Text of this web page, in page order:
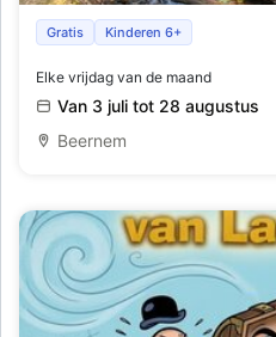
Bos op stelten
Gratis Kinderen 6+
Elke vrijdag van de maand
Van 3 juli tot 28 augustus
Beernem